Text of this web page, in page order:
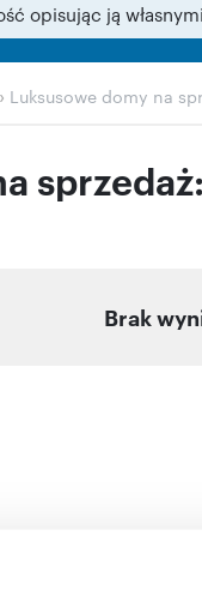
opisując ją
› Luksusowe domy na
Brak